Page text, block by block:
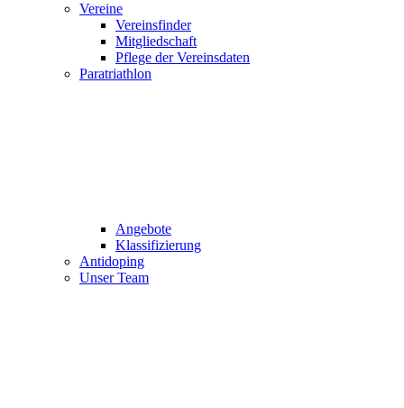
Vereine
Vereinsfinder
Mitgliedschaft
Pflege der Vereinsdaten
Paratriathlon
Angebote
Klassifizierung
Antidoping
Unser Team